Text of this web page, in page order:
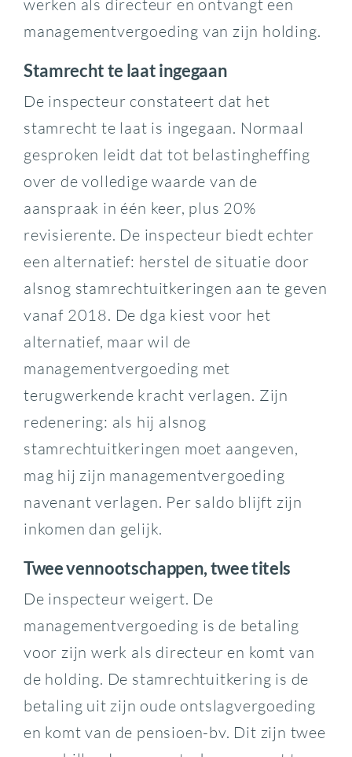
werken als directeur en ontvangt een
managementvergoeding van zijn holding.
Stamrecht te laat ingegaan
De inspecteur constateert dat het
stamrecht te laat is ingegaan. Normaal
gesproken leidt dat tot belastingheffing
over de volledige waarde van de
aanspraak in één keer, plus 20%
revisierente. De inspecteur biedt echter
een alternatief: herstel de situatie door
alsnog stamrechtuitkeringen aan te geven
vanaf 2018. De dga kiest voor het
alternatief, maar wil de
managementvergoeding met
terugwerkende kracht verlagen. Zijn
redenering: als hij alsnog
stamrechtuitkeringen moet aangeven,
mag hij zijn managementvergoeding
navenant verlagen. Per saldo blijft zijn
inkomen dan gelijk.
Twee vennootschappen, twee titels
De inspecteur weigert. De
managementvergoeding is de betaling
voor zijn werk als directeur en komt van
de holding. De stamrechtuitkering is de
betaling uit zijn oude ontslagvergoeding
en komt van de pensioen-bv. Dit zijn twee